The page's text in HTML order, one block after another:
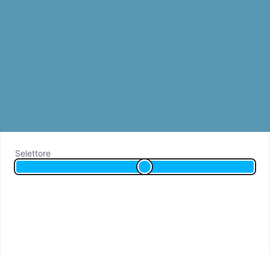
Selettore